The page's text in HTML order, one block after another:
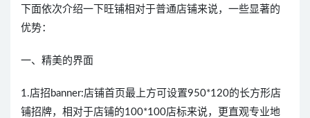
下面依次介绍一下旺铺相对于普通店铺来说，一些显著的
优势：
一、精美的界面
1.店招banner:店铺首页最上方可设置950*120的长方形店
铺招牌，相对于店铺的100*100店标来说，更直观专业地